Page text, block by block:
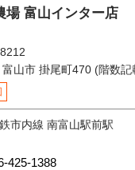
場 富山インター店
山市 掛尾町470 (階数
市内線 南富山駅前駅
425-1388